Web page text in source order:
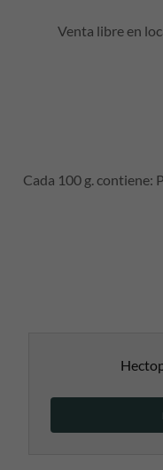
Venta libre en
Cada 100 g.